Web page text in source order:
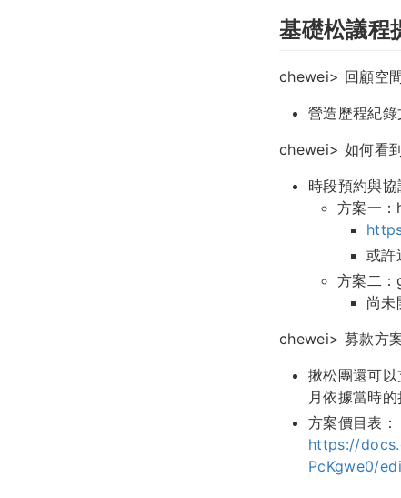
基礎松議程
chewei> 回顧空
營造歷程紀錄
chewei> 如何看
時段預約與
方案一
或許
方案二
尚未
chewei> 募款方
揪松團還可
月依據當時
方案價目表：
https://
PcKgwe0/